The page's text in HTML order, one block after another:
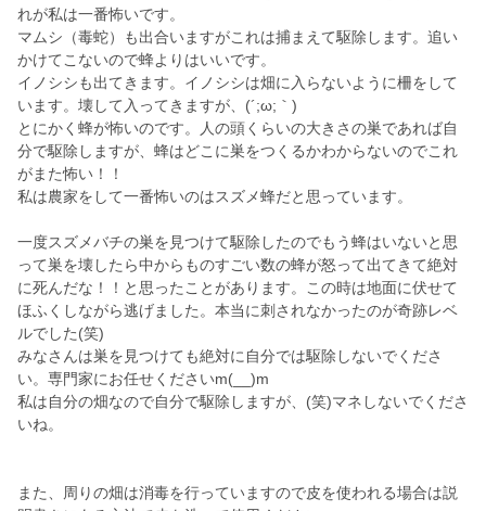
れが私は一番怖いです。
マムシ（毒蛇）も出合いますがこれは捕まえて駆除します。追い
かけてこないので蜂よりはいいです。
イノシシも出てきます。イノシシは畑に入らないように柵をして
います。壊して入ってきますが、(´;ω;｀)
とにかく蜂が怖いのです。人の頭くらいの大きさの巣であれば自
分で駆除しますが、蜂はどこに巣をつくるかわからないのでこれ
がまた怖い！！
私は農家をして一番怖いのはスズメ蜂だと思っています。
一度スズメバチの巣を見つけて駆除したのでもう蜂はいないと思
って巣を壊したら中からものすごい数の蜂が怒って出てきて絶対
に死んだな！！と思ったことがあります。この時は地面に伏せて
ほふくしながら逃げました。本当に刺されなかったのが奇跡レベ
ルでした(笑)
みなさんは巣を見つけても絶対に自分では駆除しないでくださ
い。専門家にお任せくださいm(__)m
私は自分の畑なので自分で駆除しますが、(笑)マネしないでくださ
いね。
また、周りの畑は消毒を行っていますので皮を使われる場合は説